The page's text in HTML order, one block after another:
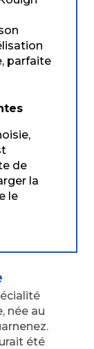
parfaite
de
la
le
née au
été